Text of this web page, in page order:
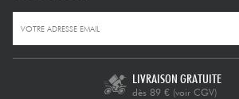
LIVRAISON GRATUITE
dès 89 € (voir CGV)